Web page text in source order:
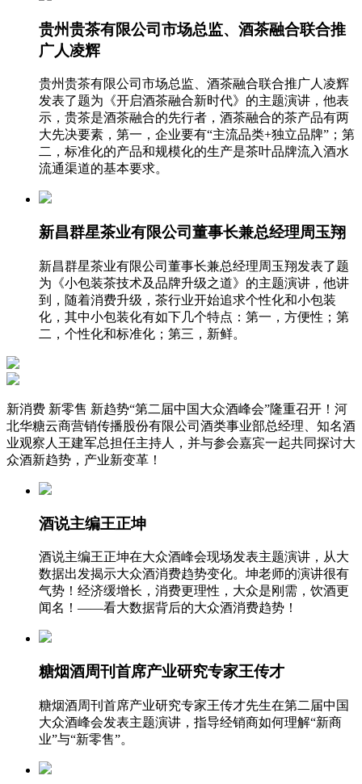
贵州贵茶有限公司市场总监、酒茶融合联合推
广人凌辉
贵州贵茶有限公司市场总监、酒茶融合联合推广人凌辉
发表了题为《开启酒茶融合新时代》的主题演讲，他表
示，贵茶是酒茶融合的先行者，酒茶融合的茶产品有两
大先决要素，第一，企业要有“主流品类+独立品牌”；第
二，标准化的产品和规模化的生产是茶叶品牌流入酒水
流通渠道的基本要求。
新昌群星茶业有限公司董事长兼总经理周玉翔
新昌群星茶业有限公司董事长兼总经理周玉翔发表了题
为《小包装茶技术及品牌升级之道》的主题演讲，他讲
到，随着消费升级，茶行业开始追求个性化和小包装
化，其中小包装化有如下几个特点：第一，方便性；第
二，个性化和标准化；第三，新鲜。
新消费 新零售 新趋势“第二届中国大众酒峰会”隆重召开！河
北华糖云商营销传播股份有限公司酒类事业部总经理、知名酒
业观察人王建军总担任主持人，并与参会嘉宾一起共同探讨大
众酒新趋势，产业新变革！
酒说主编王正坤
酒说主编王正坤在大众酒峰会现场发表主题演讲，从大
数据出发揭示大众酒消费趋势变化。坤老师的演讲很有
气势！经济缓增长，消费更理性，大众是刚需，饮酒更
闻名！——看大数据背后的大众酒消费趋势！
糖烟酒周刊首席产业研究专家王传才
糖烟酒周刊首席产业研究专家王传才先生在第二届中国
大众酒峰会发表主题演讲，指导经销商如何理解“新商
业”与“新零售”。